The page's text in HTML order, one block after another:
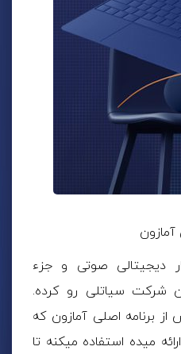
دیجیتالی صوتی و جزء
شرکت سیاتلی رو کرده.
برنامه اصلی آمازون که
میده استفاده میکنه تا